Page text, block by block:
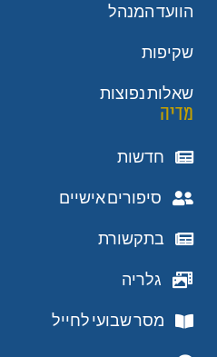
הוועד המנהל
שקיפות
שאלות נפוצות
מדיה
חדשות
סיפורים אישיים
בתקשורת
גלריה
מסר שבועי לחייל